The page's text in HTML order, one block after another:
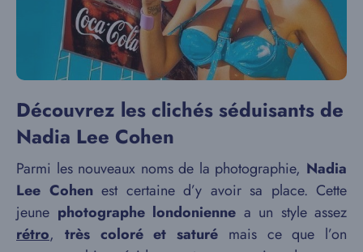
Découvrez les clichés séduisants de
Nadia Lee Cohen
Parmi les nouveaux noms de la photographie, Nadia
Lee Cohenest certaine d’y avoir sa place. Cette
jeune photographe londonienne a un style assez
rétro, très coloré et saturé mais ce que l’on